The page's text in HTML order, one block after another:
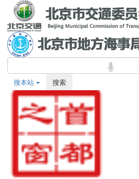
搜本站 搜索